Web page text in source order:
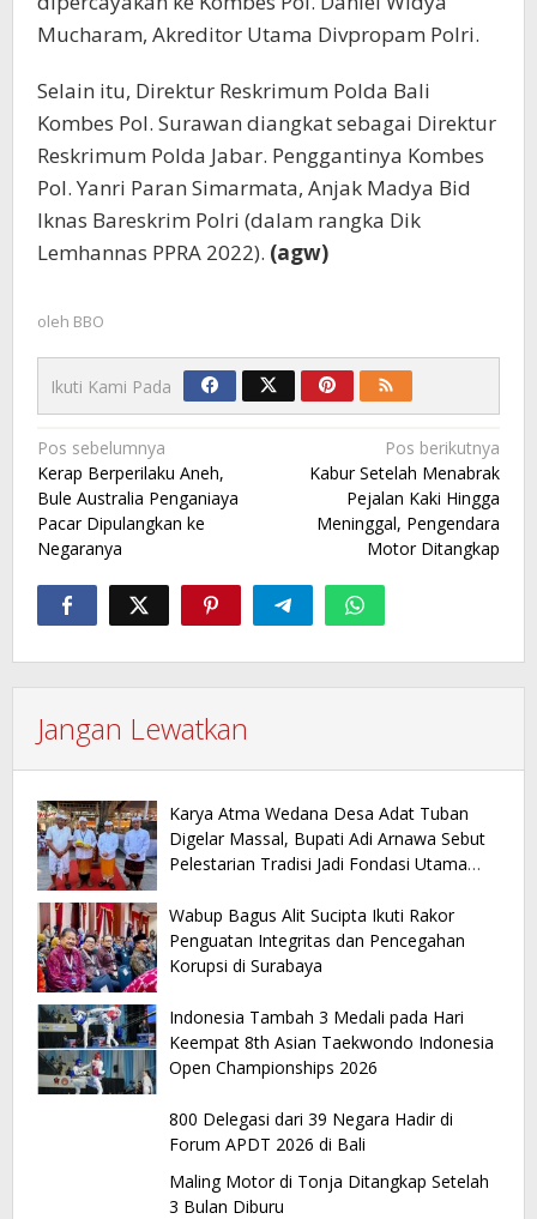
Mucharam, Akreditor Utama Divpropam Polri.
Selain itu, Direktur Reskrimum Polda Bali
Kombes Pol. Surawan diangkat sebagai Direktur
Reskrimum Polda Jabar. Penggantinya Kombes
Pol. Yanri Paran Simarmata, Anjak Madya Bid
Iknas Bareskrim Polri (dalam rangka Dik
Lemhannas PPRA 2022). (agw)
oleh BBO
Ikuti Kami Pada
Navigasi
pos
Pos sebelumnya
Kerap Berperilaku Aneh,
Bule Australia Penganiaya
Pacar Dipulangkan ke
Negaranya
Pos berikutnya
Kabur Setelah Menabrak
Pejalan Kaki Hingga
Meninggal, Pengendara
Motor Ditangkap
Jangan Lewatkan
Karya Atma Wedana Desa Adat Tuban
Digelar Massal, Bupati Adi Arnawa Sebut
Pelestarian Tradisi Jadi Fondasi Utama
Wabup Bagus Alit Sucipta Ikuti Rakor
Penguatan Integritas dan Pencegahan
Korupsi di Surabaya
Indonesia Tambah 3 Medali pada Hari
Keempat 8th Asian Taekwondo Indonesia
Open Championships 2026
800 Delegasi dari 39 Negara Hadir di
Forum APDT 2026 di Bali
Maling Motor di Tonja Ditangkap Setelah
3 Bulan Diburu